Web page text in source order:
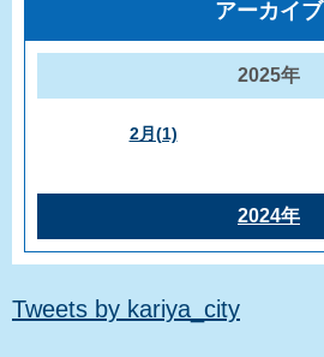
アーカイブ
2025年
2月(1)
2024年
Tweets by kariya_city